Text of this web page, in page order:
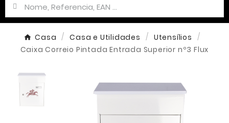
Casa Casa e Utilidades
Utensílios
Caixa Correio Pintada Entrada Superior nº3 Flux